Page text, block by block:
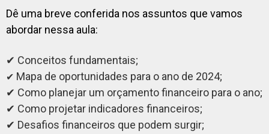
Dê uma breve conferida nos assuntos que vamos
abordar nessa aula:
✔ Conceitos fundamentais;
✔ Mapa de oportunidades para o ano de 2024;
✔ Como planejar um orçamento financeiro para o ano;
✔ Como projetar indicadores financeiros;
✔ Desafios financeiros que podem surgir;